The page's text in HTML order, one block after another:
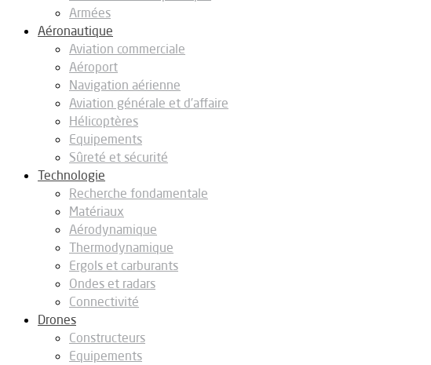
Armées
Aéronautique
Aviation commerciale
Aéroport
Navigation aérienne
Aviation générale et d’affaire
Hélicoptères
Equipements
Sûreté et sécurité
Technologie
Recherche fondamentale
Matériaux
Aérodynamique
Thermodynamique
Ergols et carburants
Ondes et radars
Connectivité
Drones
Constructeurs
Equipements